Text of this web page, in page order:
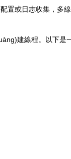
置或日志收集，多
建線程。以下是